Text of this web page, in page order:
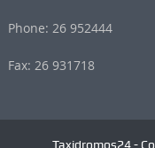
Phone: 26 952444
Fax: 26 931718
Taxidromos24 -